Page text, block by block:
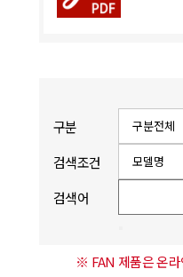
구분
검색조건
검색어
※ FAN 제품은 온